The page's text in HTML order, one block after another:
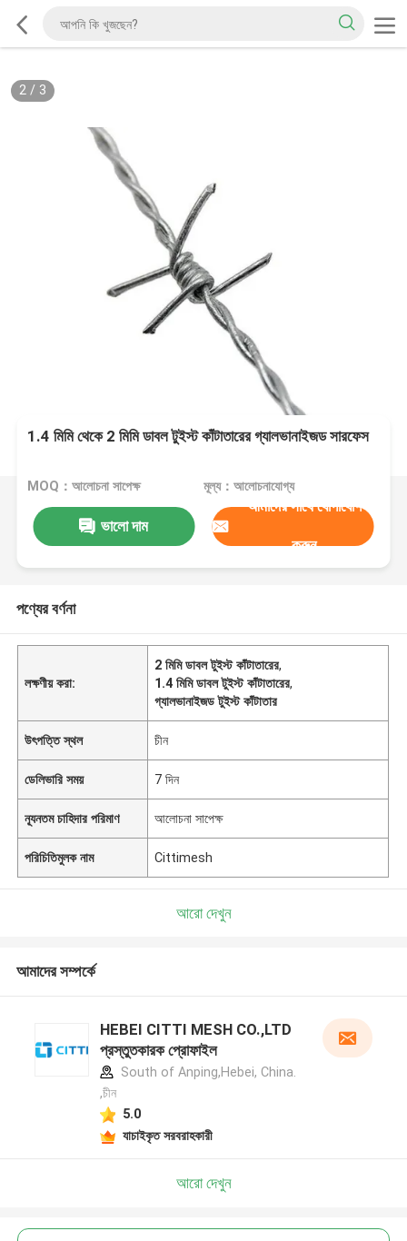
2/ 3
1.4 মিমি থেকে 2 মিমি ডাবল টুইস্ট কাঁটাতারের গ্যালভানাইজড সারফেস
MOQ：আলোচনা সাপেক্ষ মূল্য：আলোচনাযোগ্য
ভালো দাম
আমাদের সাথে যোগাযোগ
করুন
পণ্যের বর্ণনা
লক্ষণীয় করা:
2 মিমি ডাবল টুইস্ট কাঁটাতারের,
1.4 মিমি ডাবল টুইস্ট কাঁটাতারের,
গ্যালভানাইজড টুইস্ট কাঁটাতার
উৎপত্তি স্থল চীন
ডেলিভারি সময় 7 দিন
ন্যূনতম চাহিদার পরিমাণ আলোচনা সাপেক্ষ
পরিচিতিমুলক নাম Cittimesh
আরো দেখুন
আমাদের সম্পর্কে
HEBEI CITTI MESH CO.,LTD
প্রস্তুতকারক প্রোফাইল
South of Anping,Hebei, China.
,চীন
5.0
যাচাইকৃত সরবরাহকারী
আরো দেখুন